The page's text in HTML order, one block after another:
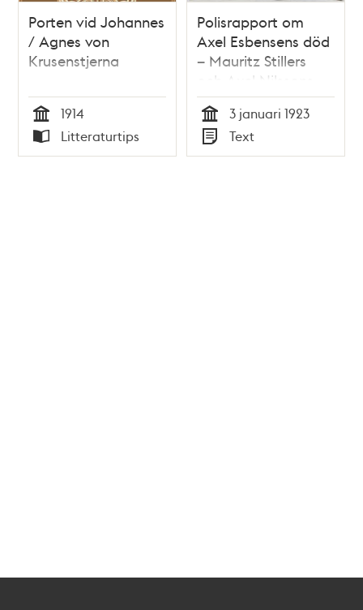
Porten vid Johannes
/ Agnes von
Krusenstjerna
Tid
1914
Typ
Litteraturtips
Polisrapport om
Axel Esbensens död
– Mauritz Stillers
och Axel Nilssons
vittnesmål
Tid
3 januari 1923
Typ
Text